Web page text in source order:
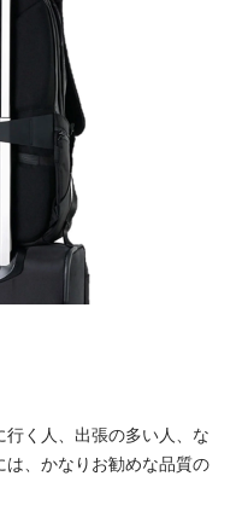
く人、出張の多い人、な
、かなりお勧めな品質の